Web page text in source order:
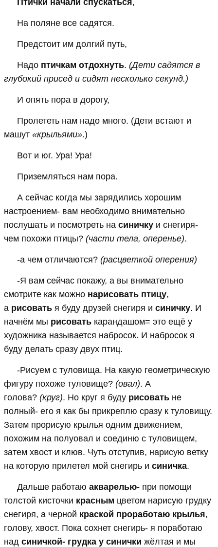
На поляне все садятся.
Предстоит им долгий путь,
Надо птичкам отдохнуть. (Дети садятся в
глубокий присед и сидят несколько секунд.)
И опять пора в дорогу,
Пролететь нам надо много. (Дети встают и
машут «крыльями».)
Вот и юг. Ура! Ура!
Приземляться нам пора.
А сейчас когда мы зарядились хорошим
настроением- вам необходимо внимательно
послушать и посмотреть на синичку и снегиря-
чем похожи птицы? (части тела, оперенье).
-а чем отличаются? (расцветкой оперения)
-Я вам сейчас покажу, а вы внимательно
смотрите как можно нарисовать птицу,
а рисовать я буду друзей снегиря и синичку. И
начнём мы рисовать карандашом= это ещё у
художника называется набросок. И набросок я
буду делать сразу двух птиц.
-Рисуем с туловища. На какую геометрическую
фигуру похоже туловище? (овал). А
голова? (круг). Но круг я буду рисовать не
полный- его я как бы прикреплю сразу к туловищу.
Затем прорисую крылья одним движением,
похожим на полуовал и соединю с туловищем,
затем хвост и клюв. Чуть отступив, нарисую ветку
на которую прилетел мой снегирь и синичка.
Дальше работаю акварелью- при помощи
толстой кисточки красным цветом нарисую грудку
снегиря, а черной краской проработаю крылья,
голову, хвост. Пока сохнет снегирь- я поработаю
над синичкой- грудка у синички жёлтая и мы